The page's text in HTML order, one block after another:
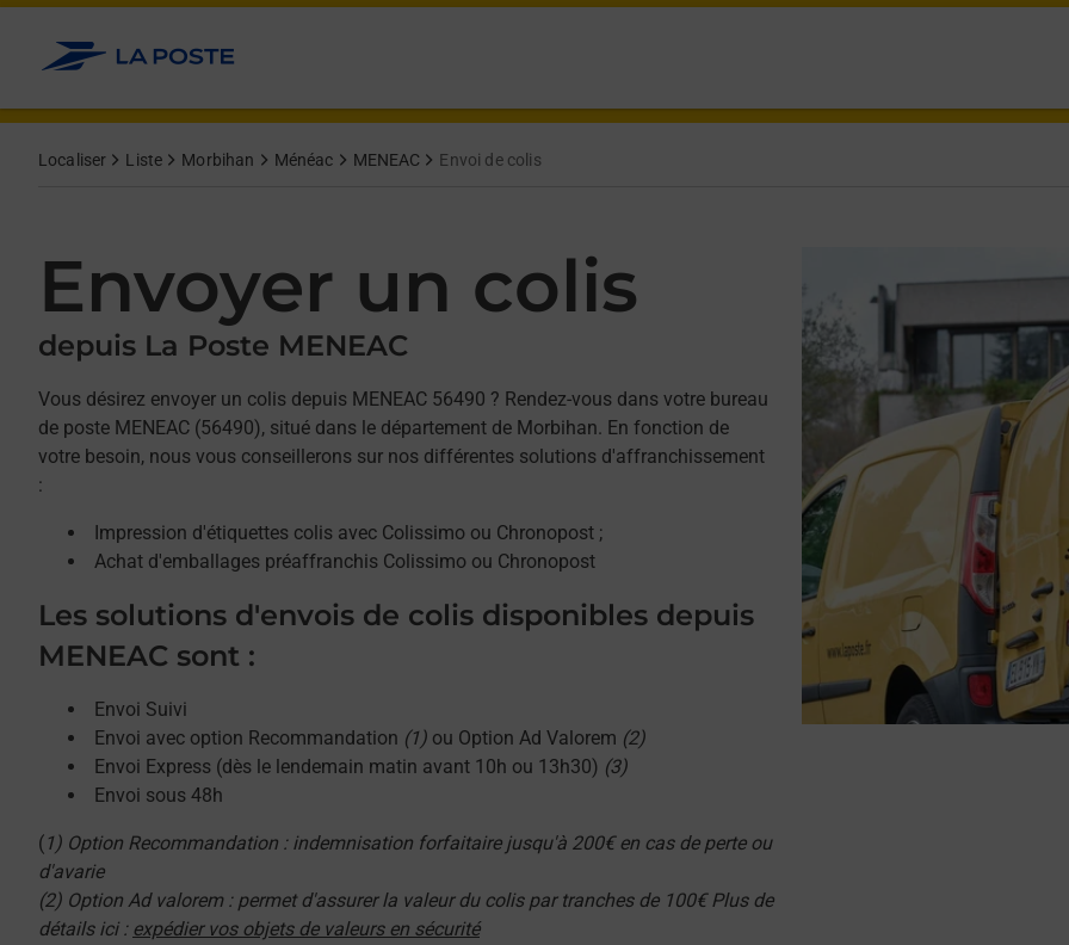
Allez au contenu
Localiser Liste Morbihan Ménéac MENEAC Envoi de colis
Envoyer un colis
depuis La Poste MENEAC
Vous désirez envoyer un colis depuis MENEAC 56490 ? Rendez-vous dans votre bureau
de poste MENEAC (56490), situé dans le département de Morbihan. En fonction de
votre besoin, nous vous conseillerons sur nos différentes solutions d'affranchissement
:
Impression d'étiquettes colis avec Colissimo ou Chronopost ;
Achat d'emballages préaffranchis Colissimo ou Chronopost
Les solutions d'envois de colis disponibles depuis
MENEAC sont :
Envoi Suivi
Envoi avec option Recommandation (1) ou Option Ad Valorem (2)
Envoi Express (dès le lendemain matin avant 10h ou 13h30) (3)
Envoi sous 48h
( 1) Option Recommandation : indemnisation forfaitaire jusqu'à 200€ en cas de perte ou
d'avarie
(2) Option Ad valorem : permet d'assurer la valeur du colis par tranches de 100€ Plus de
détails ici : expédier vos objets de valeurs en sécurité
Afficher ou masquer la réponse
Afficher ou masquer la réponse
Afficher ou masquer la réponse